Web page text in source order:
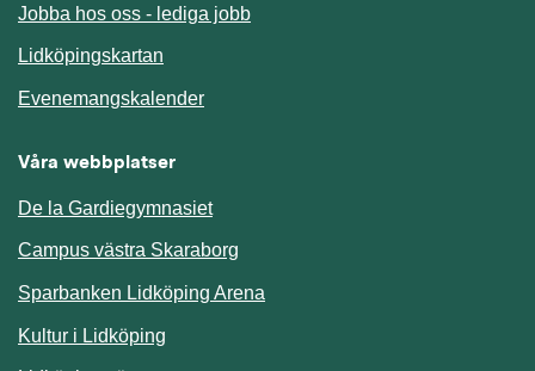
Jobba hos oss - lediga jobb
Lidköpingskartan
EvenemangskalenderLänk till annan webbplats.
Våra webbplatser
De la Gardiegymnasiet
Campus västra Skaraborg
Sparbanken Lidköping Arena
Kultur i Lidköping